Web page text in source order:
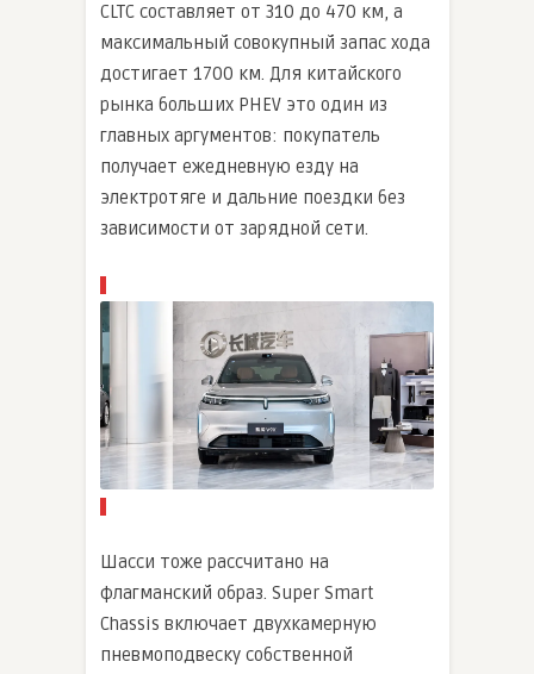
CLTC составляет от 310 до 470 км, а
максимальный совокупный запас хода
достигает 1700 км. Для китайского
рынка больших PHEV это один из
главных аргументов: покупатель
получает ежедневную езду на
электротяге и дальние поездки без
зависимости от зарядной сети.
Шасси тоже рассчитано на
флагманский образ. Super Smart
Chassis включает двухкамерную
пневмоподвеску собственной